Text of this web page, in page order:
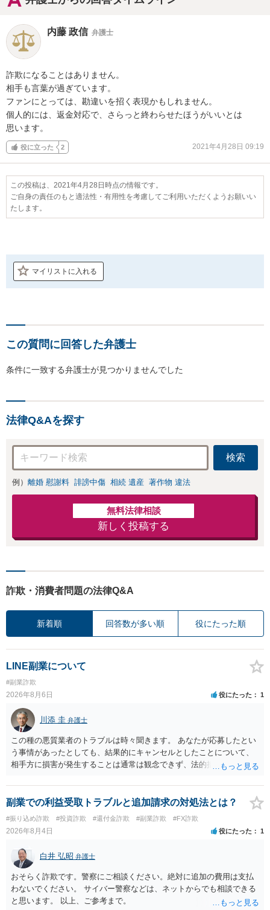
内藤 政信 弁護士
詐欺になることはありません。
相手も言葉が過ぎています。
ファンにとっては、勘違いを招く表現かもしれません。
個人的には、返金対応で、さらっと終わらせたほうがいいとは
思います。
役に立った 2 2021年4月28日 09:19
この投稿は、2021年4月28日時点の情報です。
ご自身の責任のもと適法性・有用性を考慮してご利用いただくようお願いい
たします。
マイリストに入れる
この質問に回答した弁護士
条件に一致する弁護士が見つかりませんでした
法律Q&Aを探す
検索
例） 離婚 慰謝料 誹謗中傷 相続 遺産 著作物 違法
無料法律相談
新しく投稿する
詐欺・消費者問題の法律Q&A
新着順 回答数が多い順 役にたった順
LINE副業について
#副業詐欺
2026年8月6日 役にたった 1
川添 圭 弁護士
この種の悪質業者のトラブルは時々聞きます。 あなたが応募したとい
う事情があったとしても、結果的にキャンセルとしたことについて、
相手方に損害が発生することは通常は観念できず、法的措置を採って
ず、最寄りの消費生活センターへ相談し、連絡を無視してよいかどう
かのアドバイスを受けられることをお勧めします。しつこいようであ
れば、弁護士へ依頼して警告してもらうことも必要になるかもしれま
せん。
副業での利益受取トラブルと追加請求の対処法とは？
#振り込め詐欺 #投資詐欺 #還付金詐欺 #副業詐欺 #FX詐欺
2026年8月4日 役にたった 1
白井 弘昭 弁護士
おそらく詐欺です。警察にご相談ください。絶対に追加の費用は支払
わないでください。 サイバー警察などは、ネットからでも相談できる
と思います。 以上、ご参考まで。